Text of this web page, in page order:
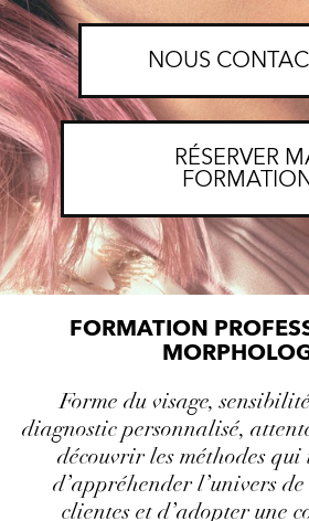
NOUS
RÉSERVER
FORMATION
Forme du visage,
diagnostic personnalisé,
découvrir les méthodes
d’appréhender l’univers
clientes et d’adopter une